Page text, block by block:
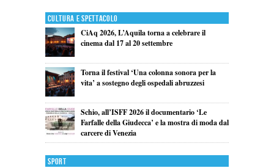
Cultura e Spettacolo
CiAq 2026, L’Aquila torna a celebrare il
cinema dal 17 al 20 settembre
Torna il festival ‘Una colonna sonora per la
vita’ a sostegno degli ospedali abruzzesi
Schio, all’ISFF 2026 il documentario ‘Le
Farfalle della Giudecca’ e la mostra di moda dal
carcere di Venezia
Sport